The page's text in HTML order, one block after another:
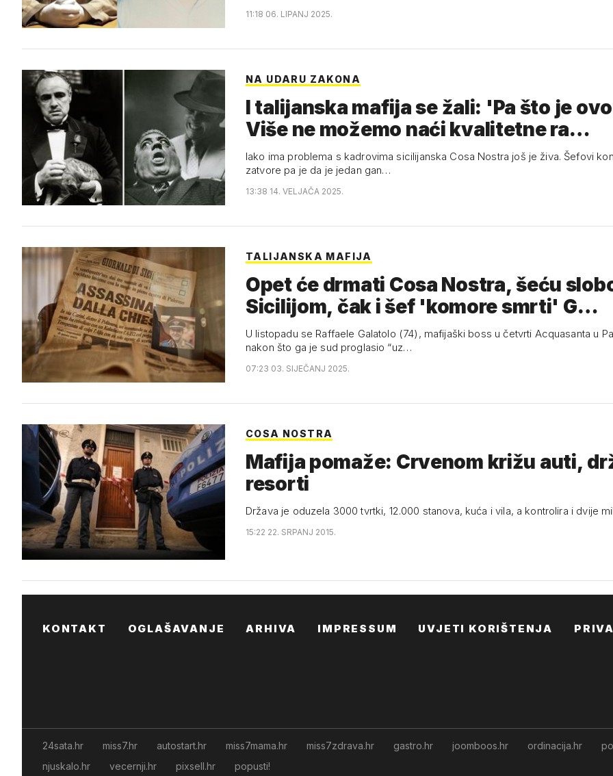
11:18 06. LIPANJ 2025.
NA UDARU ZAKONA
I talijanska mafija se žali: 'Pa što je
Više ne možemo naći kvalitetne ra…
Iako ima problema s kadrovima sicilijanska Cosa Nostra još je živa. Šefovi
zatvore pa je da je jedan gan…
13:38 14. VELJAČA 2025.
TALIJANSKA MAFIJA
Opet će drmati Cosa Nostra, šeću
Sicilijom, čak i šef 'komore smrti' G…
U listopadu se Raffaele Galatolo (74), mafijaški boss u četvrti Acquasanta u
nakon što ga je sud proglasio “uz…
07:23 03. SIJEČANJ 2025.
COSA NOSTRA
Mafija pomaže: Crvenom križu auti,
resorti
Država je oduzela 3000 tvrtki, 12.000 stanova, kuća i vila, a kontrolira i dvije
15:22 22. SRPANJ 2015.
KONTAKT OGLAŠAVANJE ARHIVA IMPRESSUM UVJETI KORIŠTENJA
24sata.hr miss7.hr autostart.hr miss7mama.hr miss7zdrava.hr gastro.hr joomboos.hr ordinacija.hr
njuskalo.hr
vecernji.hr pixsell.hr popusti!